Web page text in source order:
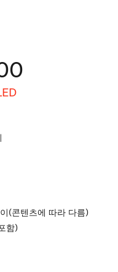
(콘텐츠에 따라 다름)
함)